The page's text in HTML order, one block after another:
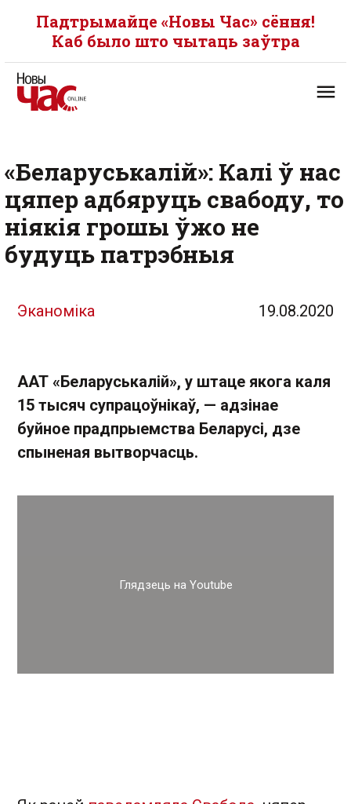
Падтрымайце «Новы Час» сёння!
Каб было што чытаць заўтра
«Беларуськалій»: Калі ў нас
цяпер адбяруць свабоду, то
ніякія грошы ўжо не
будуць патрэбныя
Эканоміка 19.08.2020
ААТ «Беларуськалій», у штаце якога каля
15 тысяч супрацоўнікаў, — адзінае
буйное прадпрыемства Беларусі, дзе
спыненая вытворчасць.
Глядзець на Youtube